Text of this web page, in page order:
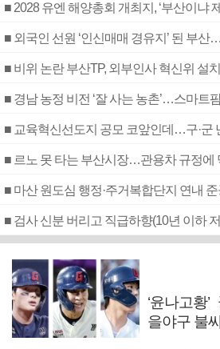
■ 2028 유엔 해양총회 개최지, ‘부산이냐
■ 외국인 선원 ‘인신매매 경유지’ 된 부
■ 비위 논란 부산TP, 외부인사 혁신위 설치
■ 경남 농정 비전 ‘잘 사는 농촌’…스마트
■ 교육혁신선도지 공모 코앞인데…구·군
■ 르노 못 타는 부산시장…관용차 규정에
■ 마산 원도심 행정·주거복합단지 연내
‘윤나고황
을야구 불